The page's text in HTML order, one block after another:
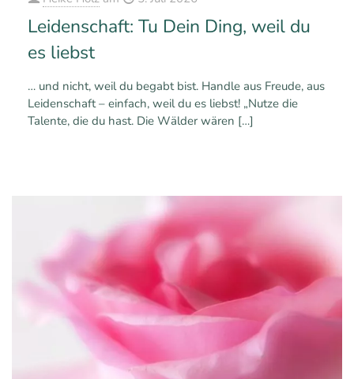
Leidenschaft: Tu Dein Ding, weil du
es liebst
… und nicht, weil du begabt bist. Handle aus Freude, aus
Leidenschaft – einfach, weil du es liebst! „Nutze die
Talente, die du hast. Die Wälder wären […]